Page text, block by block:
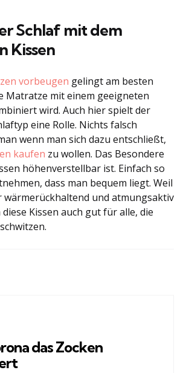
Schlaf mit dem
Kissen
vorbeugen gelingt am besten
Matratze mit einem geeigneten
wird. Auch hier spielt der
eine Rolle. Nichts falsch
wenn man sich dazu entschließt,
kaufen zu wollen. Das Besondere
höhenverstellbar ist. Einfach so
dass man bequem liegt. Weil
wärmerückhaltend und atmungsaktiv
Kissen auch gut für alle, die
das Zocken